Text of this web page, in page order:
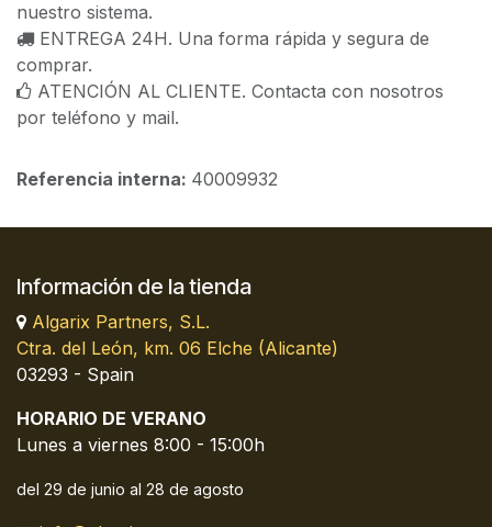
nuestro sistema.
ENTREGA 24H. Una forma rápida y segura de
comprar.
ATENCIÓN AL CLIENTE. Contacta con nosotros
por teléfono y mail.
Referencia interna: 40009932
Información de la tienda
Algarix Partners, S.L.
Ctra. del León, km. 06 Elche (Alicante)
03293 - Spain
HORARIO DE VERANO
Lunes a viernes 8:00 - 15:00h
del 29 de junio al 28 de agosto